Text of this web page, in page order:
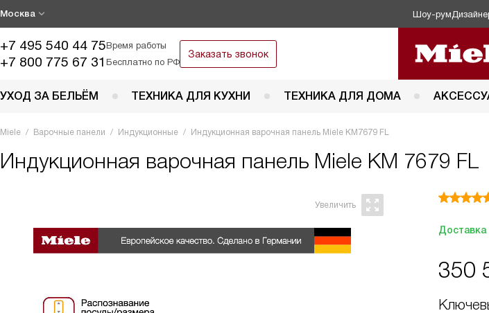
Москва Шоу-рум
+7 495 540 44 75Время работы
+7 800 775 67 31 Бесплатно по РФ
Заказать звонок
УХОД ЗА БЕЛЬЁМ ТЕХНИКА ДЛЯ КУХНИ ТЕХНИКА ДЛЯ ДОМА
Miele Варочные панели Индукционные Индукционная варочная панель Miele KM7679 FL
Индукционная варочная панель Miele KM 7679 FL
Доставка
350